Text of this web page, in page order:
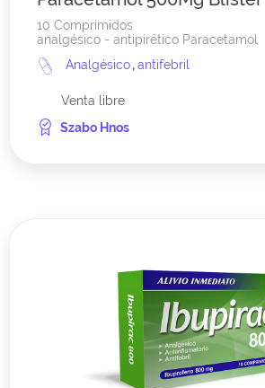
10 Comprimidos
analgésico - antipirético Paracetamol
Analgésico,antifebril
Venta libre
Szabo Hnos